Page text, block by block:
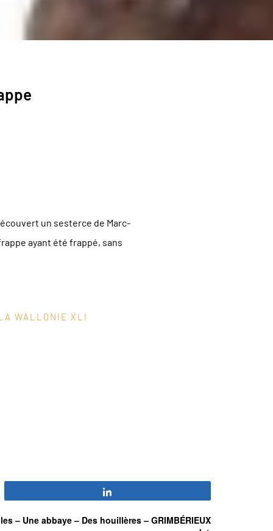
un sesterce de Marc-
ayant été frappé, sans
WALLONIE XLI
– Une abbaye – Des houillères – GRIMBÉRIEUX